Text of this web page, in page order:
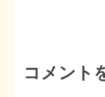
コメント